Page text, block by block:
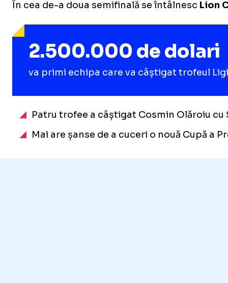
În cea de-a doua semifinală se întâlnesc Lion
2.500.000 de dolari
va primi echipa care va câștigat trofeul
Patru trofee a câștigat Cosmin Olăroiu cu
Mai are șanse de a cuceri o nouă Cupă a